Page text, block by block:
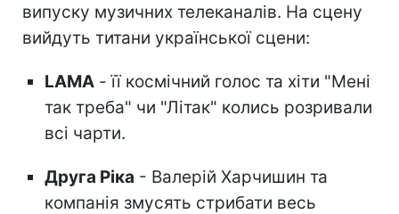
випуску музичних телеканалів. На сцену
вийдуть титани української сцени:
LAMA - її космічний голос та хіти "Мені
так треба" чи "Літак" колись розривали
всі чарти.
Друга Ріка - Валерій Харчишин та
компанія змусять стрибати весь